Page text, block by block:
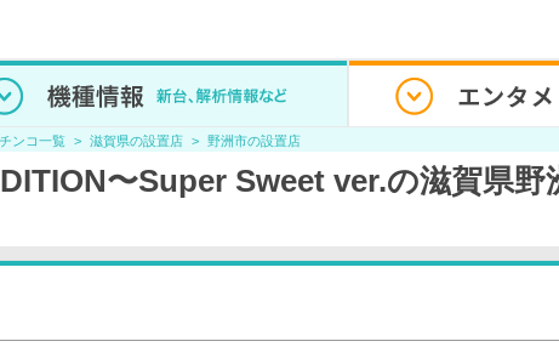
ンコ一覧 滋賀県の設置店 野洲市の設置店
〜Super Sweet ver.の滋賀県野